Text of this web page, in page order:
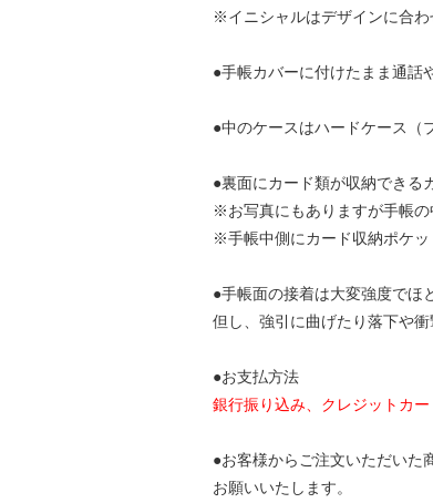
※イニシャルはデザインに合わ
●手帳カバーに付けたまま通話
●中のケースはハードケース（
●裏面にカード類が収納できる
※お写真にもありますが手帳の
※手帳中側にカード収納ポケッ
●手帳面の接着は大変強度でほ
但し、強引に曲げたり落下や
●お支払方法
銀行振り込み、クレジットカ
●お客様からご注文いただいた
お願いいたします。